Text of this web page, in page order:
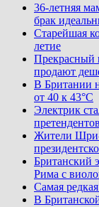
36-летняя
брак
Старейшая
летие
Прекрасный
продают
В Британии
от 40 к 43°C
Электрик
Жители Шри-
Британский
Рима с
Самая
В